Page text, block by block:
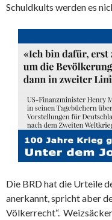
Schuldkults werden es
Die BRD hat die Urteile
anerkannt, spricht aber
Völkerrecht“.